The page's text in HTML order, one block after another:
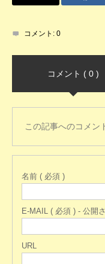
コメント: 0
コメント ( 0 )
この記事へのコメン
名前 ( 必須 )
E-MAIL ( 必須 ) - 公開
URL